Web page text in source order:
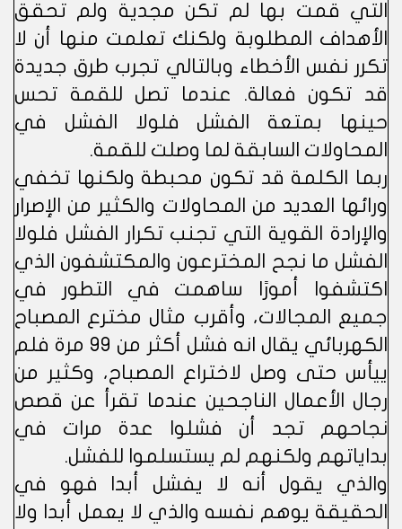
التي قمت بها لم تكن مجدية ولم تحقق
الأهداف المطلوبة ولكنك تعلمت منها أن لا
تكرر نفس الأخطاء وبالتالي تجرب طرق جديدة
قد تكون فعالة. عندما تصل للقمة تحس
حينها بمتعة الفشل فلولا الفشل في
المحاولات السابقة لما وصلت للقمة.
ربما الكلمة قد تكون محبطة ولكنها تخفي
ورائها العديد من المحاولات والكثير من الإصرار
والإرادة القوية التي تجنب تكرار الفشل فلولا
الفشل ما نجح المخترعون والمكتشفون الذي
اكتشفوا أمورًا ساهمت في التطور في
جميع المجالات، وأقرب مثال مخترع المصباح
الكهربائي يقال انه فشل أكثر من ٩٩ مرة فلم
ييأس حتى وصل لاختراع المصباح، وكثير من
رجال الأعمال الناجحين عندما تقرأ عن قصص
نجاحهم تجد أن فشلوا عدة مرات في
بداياتهم ولكنهم لم يستسلموا للفشل.
والذي يقول أنه لا يفشل أبدا فهو في
الحقيقة يوهم نفسه والذي لا يعمل أبدا ولا